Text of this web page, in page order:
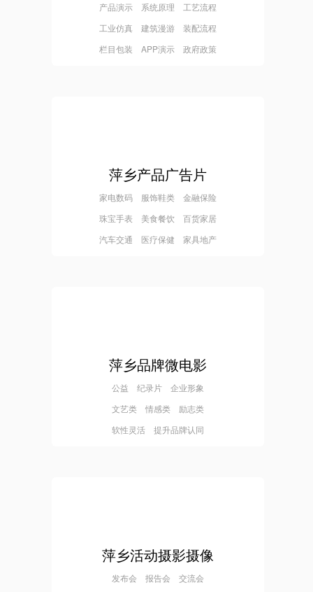
产品演示 系统原理 工艺流程
工业仿真 建筑漫游 装配流程
栏目包装 APP演示 政府政策
萍乡产品广告片
家电数码 服饰鞋类 金融保险
珠宝手表 美食餐饮 百货家居
汽车交通 医疗保健 家具地产
萍乡品牌微电影
公益 纪录片 企业形象
文艺类 情感类 励志类
软性灵活 提升品牌认同
萍乡活动摄影摄像
发布会 报告会 交流会